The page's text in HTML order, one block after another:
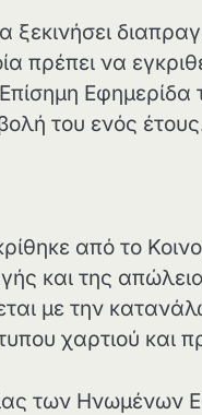
ξεκινήσει
πρέπει να
του ενός
από το
και της
με την
χαρτιού και
των Ηνωμένων